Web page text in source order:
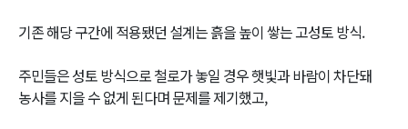
기존 해당 구간에 적용됐던 설계는 흙을 높이 쌓는 고성토 방식.
주민들은 성토 방식으로 철로가 놓일 경우 햇빛과 바람이 차단돼
농사를 지을 수 없게 된다며 문제를 제기했고,